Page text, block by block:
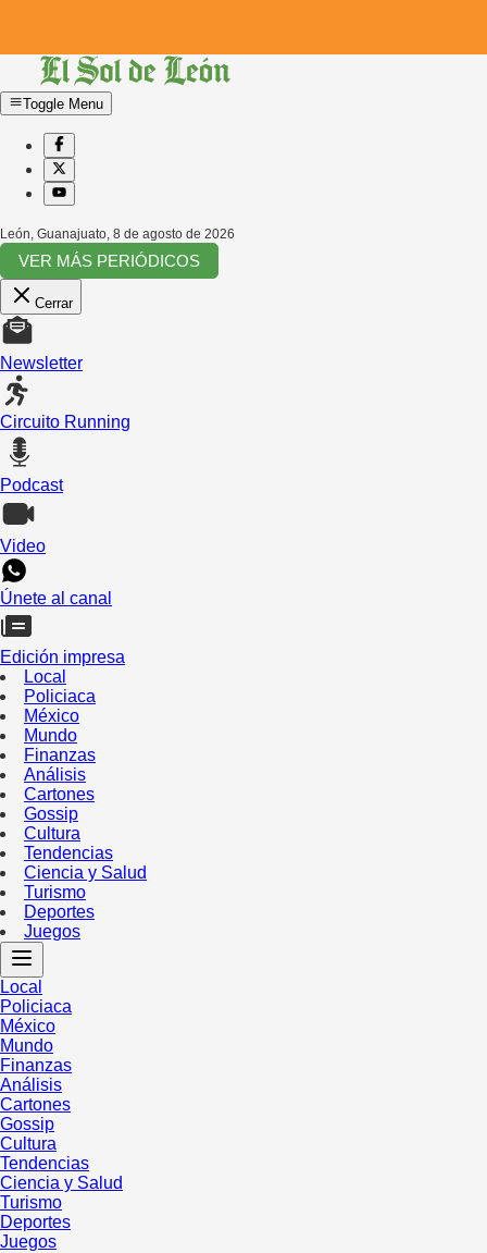
Toggle Menu
León, Guanajuato, 8 de agosto de 2026
VER MÁS PERIÓDICOS
Cerrar
Newsletter
Circuito Running
Podcast
Video
Únete al canal
Edición impresa
Local
Policiaca
México
Mundo
Finanzas
Análisis
Cartones
Gossip
Cultura
Tendencias
Ciencia y Salud
Turismo
Deportes
Juegos
Local
Policiaca
México
Mundo
Finanzas
Análisis
Cartones
Gossip
Cultura
Tendencias
Ciencia y Salud
Turismo
Deportes
Juegos